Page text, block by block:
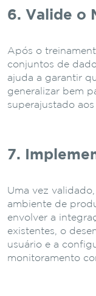
6. Valide o
Após o
conjuntos de
ajuda a garantir
generalizar bem
superajustado
7.
Uma vez
ambiente de
envolver a
existentes, o
usuário e a
monitoramento